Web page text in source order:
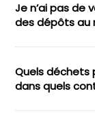
Je n’ai pas de
des dépôts au
Quels
dans quels